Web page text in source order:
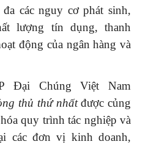
các nguy cơ phát sinh,
lượng tín dụng, thanh
động của ngân hàng và
Đại Chúng Việt Nam
thủ thứ nhấtđược củng
quy trình tác nghiệp và
các đơn vị kinh doanh,